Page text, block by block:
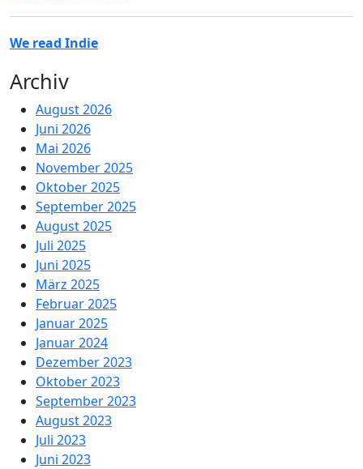
We read Indie
Archiv
August 2026
Juni 2026
Mai 2026
November 2025
Oktober 2025
September 2025
August 2025
Juli 2025
Juni 2025
März 2025
Februar 2025
Januar 2025
Januar 2024
Dezember 2023
Oktober 2023
September 2023
August 2023
Juli 2023
Juni 2023